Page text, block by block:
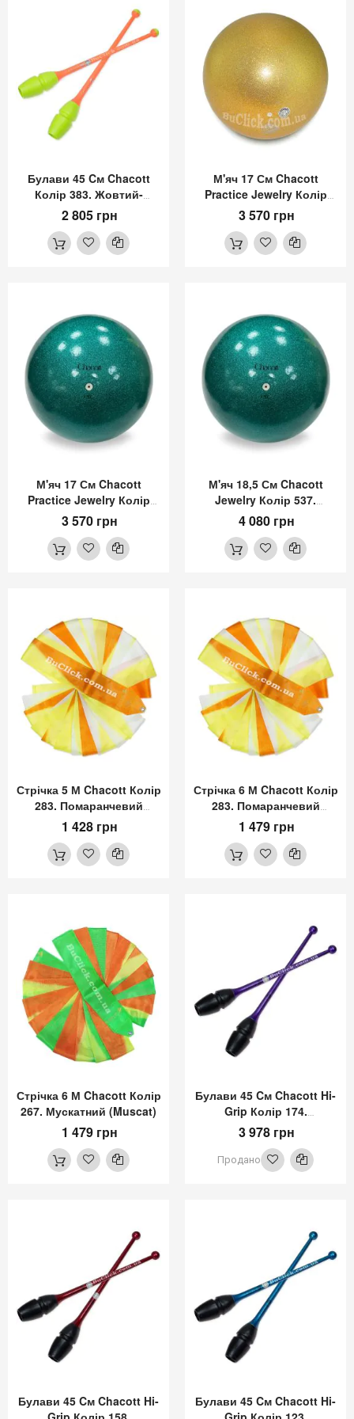
Булави 45 Cм Chacott
Колір 383. Жовтий-
Абрикосовий (Yellow-
Apricot)
2 805 грн
М'яч 17 См Chacott
Practice Jewelry Колір
599. Золотий (Gold)
3 570 грн
М'яч 17 См Chacott
Practice Jewelry Колір
537. Смарагдовий
(Emerald)
3 570 грн
М'яч 18,5 См Chacott
Jewelry Колір 537.
Смарагдовий (Emerald)
4 080 грн
Стрічка 5 М Chacott Колір
283. Помаранчевий
(Orange)
1 428 грн
Стрічка 6 М Chacott Колір
283. Помаранчевий
(Orange)
1 479 грн
Стрічка 6 М Chacott Колір
267. Мускатний (Muscat)
1 479 грн
Булави 45 Cм Chacott Hi-
Grip Колір 174.
Фіолетовий (Violet)
3 978 грн
Продано
Булави 45 Cм Chacott Hi-
Булави 45 Cм Chacott Hi-